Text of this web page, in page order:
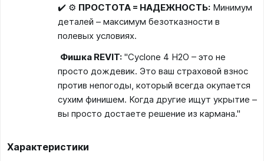
✔️ ⚙️ ПРОСТОТА = НАДЕЖНОСТЬ: Минимум
деталей – максимум безотказности в
полевых условиях.
Фишка REVIT: "Cyclone 4 H2O – это не
просто дождевик. Это ваш страховой взнос
против непогоды, который всегда окупается
сухим финишем. Когда другие ищут укрытие –
вы просто достаете решение из кармана."
Характеристики